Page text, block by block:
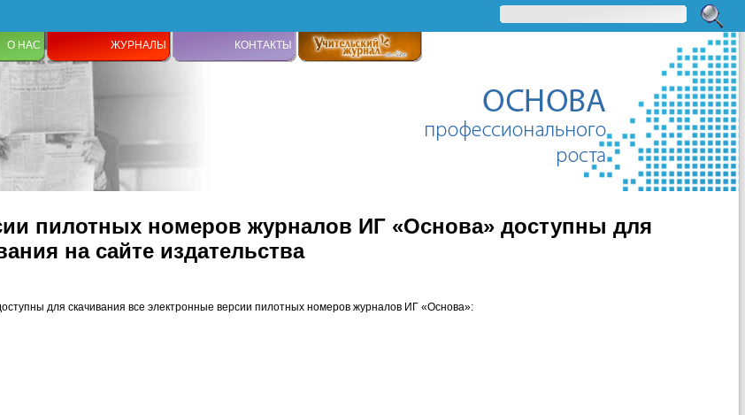
О НАС ЖУРНАЛЫ КОНТАКТЫ
пилотных номеров журналов ИГ «Основа» доступны для
на сайте издательства
для скачивания все электронные версии пилотных номеров журналов ИГ «Основа»: